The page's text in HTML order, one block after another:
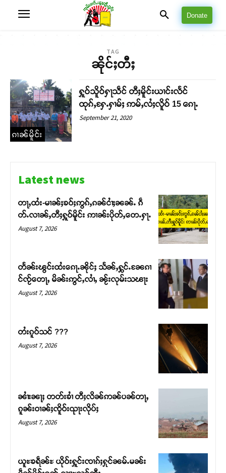
တႃႇႁႂ်ႈသဵင်ၵၢင်ၸႂ်ၵူၼ်းမိူင်း ၵူႈတီႈၵူႈလႅၼ်ပေႃးတေၸွ
တ်ႇ တူဝ်ႈလုမ်ႈၾႃႉၼၼ်ႉ ၶဝ်ႈႁူမ်ႈၵမ်ႉထႅမ် ၸုမ်းၶၢ
ဝ်ႇၽူႈတွႆႇႁွၵ်ႈ လႆႈယူႇၶႃႈဢေႃႈ။
Donate
TAG
ၼိုင်ႈတီႈ
ၵၢၼ်မိူင်း
ႁူဝ်သိူဝ်ႁႃသဵင် တီႈမိူင်းယၢင်းလႅင်
ထုၵ်ႇႁႄႉႁၢမ်ႈ ဢမ်ႇလႆႈလိူဝ် 15 ၵေႃႉ
September 21, 2020
Latest news
တႃႇထႆး-မၢၼ်ႈၶဝ်ႈဢွၵ်ႇၵၼ်ငၢႆႈၼၼ်ႉ ၵဵ
တ်ႉလၢၼ်ႇတီႈႁူဝ်မိူင်း ဢၢၼ်းပိုတ်ႇတေႉႁႃႉ
August 7, 2026
တႅၼ်းၽွင်းထႆးၵေႃႉၼိုင်ႈ သႅၼ်ႇႁွင်ႉၼႄၵၢ
င်ၸႂ်တေႃႇ မိၼ်းဢွင်ႇလၢႆႇ ၼႂ်းလုမ်းသၽႃး
August 7, 2026
တႆးၵူဝ်သင် ???
August 7, 2026
ၼၢႆးၼႃႈ တတ်းၶၢႆ တီႈလိၼ်ဢၼ်ပၼ်တႃႇ
ၵူၼ်းဝၢၼ်ႈၸိူဝ်းၺႃးလိုပ်ႈ
August 7, 2026
ယူႊၶရဵၼ်ႊ ယိုဝ်းႁူင်းၸၢၵ်ႈႁုင်ၼမ်ႉမၼ်း